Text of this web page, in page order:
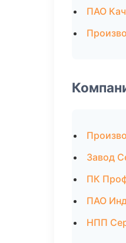
ПАО
Завод
ПК
ПАО
НПП